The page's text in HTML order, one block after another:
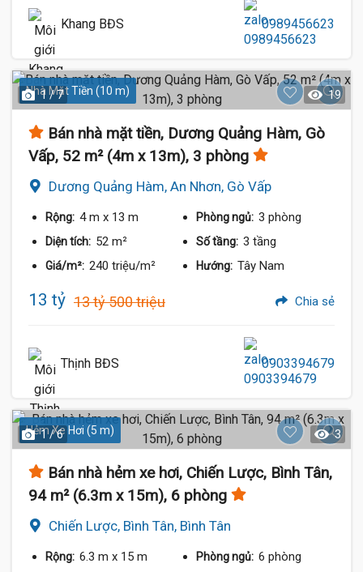
Khang BĐS 0989456623
Nhà Mặt Tiền (10 m)
1 / 7 19
Bán nhà mặt tiền, Dương Quảng Hàm, Gò
Vấp, 52 m² (4m x 13m), 3 phòng
Dương Quảng Hàm, An Nhơn, Gò Vấp
Rộng: 4 m x 13 m Phòng ngủ: 3 phòng
Diện tích: 52 m² Số tầng: 3 tầng
Giá/m²: 240 triệu/m² Hướng: Tây Nam
13 tỷ 13 tỷ 500 triệu Chia sẻ
Thịnh BĐS 0903394679
Hẻm Xe Hơi (5 m)
1 / 6 3
Bán nhà hẻm xe hơi, Chiến Lược, Bình Tân,
94 m² (6.3m x 15m), 6 phòng
Chiến Lược, Bình Tân, Bình Tân
Rộng: 6.3 m x 15 m Phòng ngủ: 6 phòng